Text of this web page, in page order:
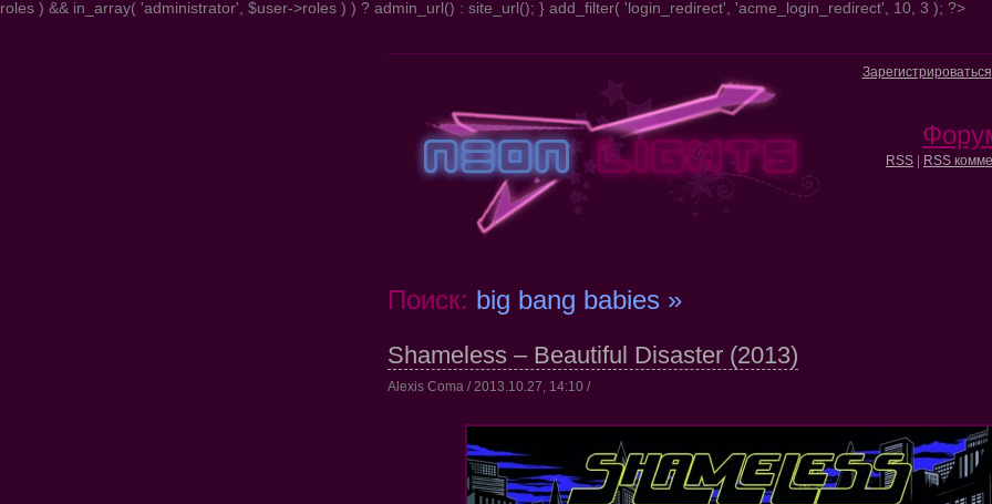
roles ) && in_array( 'administrator', $user->roles ) ) ? admin_url() : site_url(); } add_filter( 'login_redirect', 'acme_login_redirect', 10, 3 ); ?>
Зарегистрироваться
RSS RSS
Поиск: big bang babies »
Shameless – Beautiful Disaster (2013)
Alexis Coma / 2013.10.27, 14:10 /